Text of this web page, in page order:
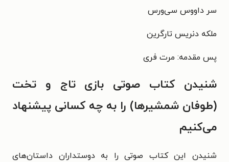
سر داووس سی‌ورس
ملکه دنریس تارگرین
پس مقدمه: مرت فری
شنیدن کتاب صوتی بازی تاج و تخت
(طوفان شمشیرها) را به چه کسانی پیشنهاد
می‌کنیم
شنیدن این کتاب صوتی را به دوستداران داستان‌های